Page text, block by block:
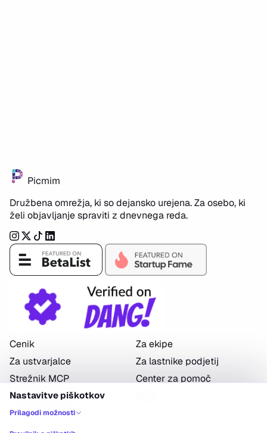
Picmim
Družbena omrežja, ki so dejansko urejena. Za osebo, ki
želi objavljanje spraviti z dnevnega reda.
Instagram
Twitter
TikTokLinkedIn
Cenik
Za ekipe
Za ustvarjalce
Za lastnike podjetij
Strežnik MCP
Center za pomoč
Kontaktirajte nas
Nastavitve piškotkov
Prilagodi možnosti